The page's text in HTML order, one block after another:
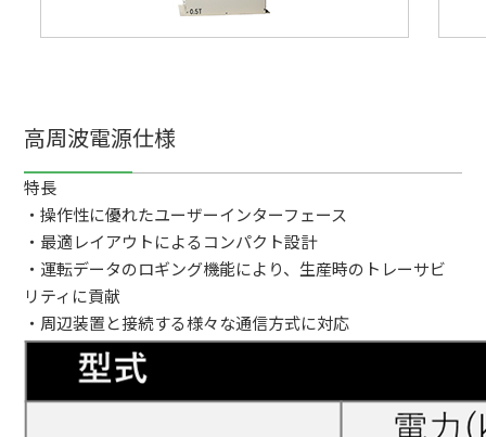
高周波電源仕様
特長
・操作性に優れたユーザーインターフェース
・最適レイアウトによるコンパクト設計
・運転データのロギング機能により、生産時のトレーサビ
リティに貢献
・周辺装置と接続する様々な通信方式に対応